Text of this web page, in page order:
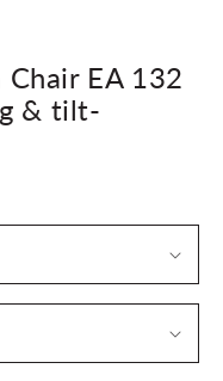
EA 132
& tilt-